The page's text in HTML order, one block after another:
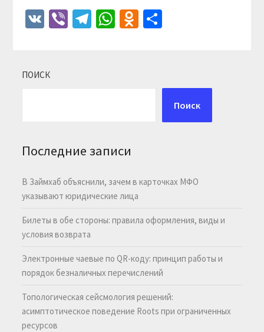
VKViberTelegram
WhatsApp
Odnoklassniki
Отправить
ПОИСК
Поиск
Последние записи
В Займхаб объяснили, зачем в карточках МФО
указывают юридические лица
Билеты в обе стороны: правила оформления, виды и
условия возврата
Электронные чаевые по QR-коду: принцип работы и
порядок безналичных перечислений
Топологическая сейсмология решений:
асимптотическое поведение Roots при ограниченных
ресурсов